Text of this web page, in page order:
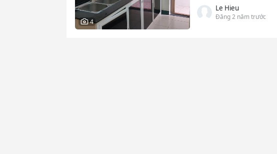
4
Le Hieu
Đăng 2 năm trước